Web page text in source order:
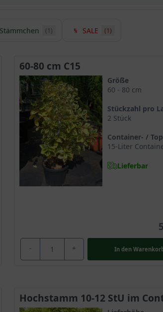
Mutterpflanzen
Edge’
ihrer späten Blütezeit
Edge’
Größen
Edge'
Stämmchen (1) SALE (1)
60-80 cm C15
Größe
60 - 80 cm
Stückzahl pro
2 Stück
Container- /
15-Liter
Lieferbar
- + In den
Hochstamm 10-12 StU im